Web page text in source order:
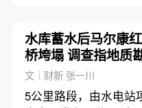
水库蓄水后马尔康
桥垮塌 调查指地质
作假
文｜财新 张一川
5公里路段，由水电站